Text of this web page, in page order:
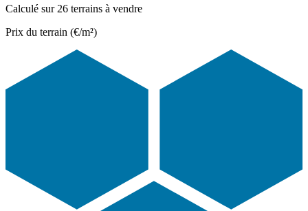
Calculé sur 26 terrains à vendre
Prix du terrain (€/m²)